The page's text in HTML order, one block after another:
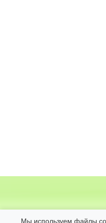
Мы используем файлы